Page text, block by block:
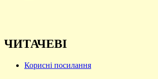
ЧИТАЧЕВІ
Корисні посилання